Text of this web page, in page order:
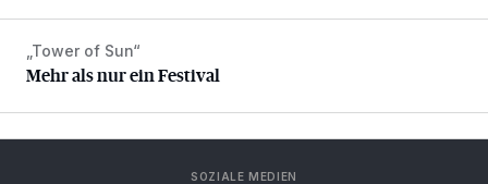
Mehr als nur ein Festival
„Tower of Sun“
Mehr als nur ein Festival
SOZIALE MEDIEN